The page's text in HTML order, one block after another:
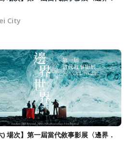
City
) 場次】第一屆當代敘事影展〈邊界．